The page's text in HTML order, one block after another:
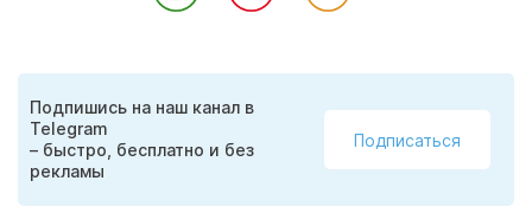
Подпишись на наш канал в
Telegram
– быстро, бесплатно и без
рекламы
Подписаться